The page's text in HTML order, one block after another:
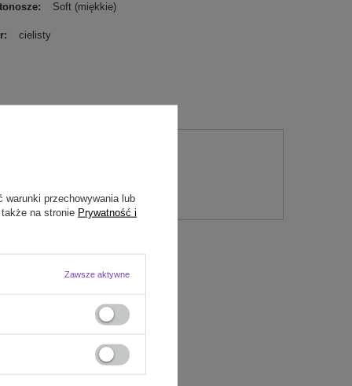
Soft (miękkie)
cielisty
warunki przechowywania lub
na stronie Prywatność i
Zawsze aktywne